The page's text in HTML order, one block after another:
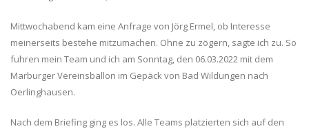
Mittwochabend kam eine Anfrage von Jörg Ermel, ob Interesse
meinerseits bestehe mitzumachen. Ohne zu zögern, sagte ich zu. So
fuhren mein Team und ich am Sonntag, den 06.03.2022 mit dem
Marburger Vereinsballon im Gepäck von Bad Wildungen nach
Oerlinghausen.
Nach dem Briefing ging es los. Alle Teams platzierten sich auf den